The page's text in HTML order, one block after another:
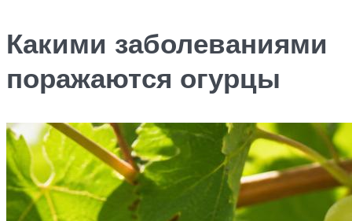
Какими заболеваниями
поражаются огурцы